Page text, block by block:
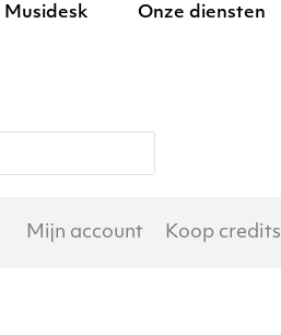
Musidesk Onze diensten
Mijn account Koop credits